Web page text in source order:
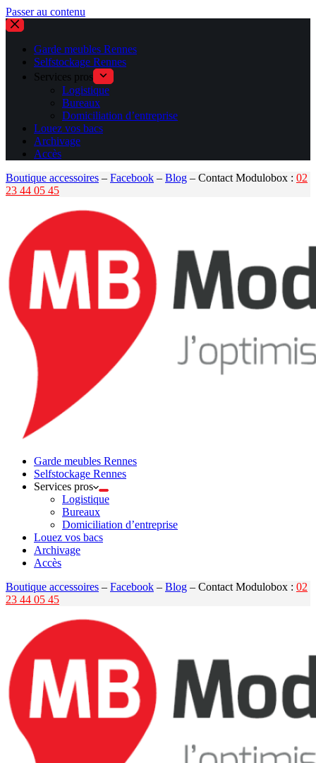
Passer au contenu
Garde meubles Rennes
Selfstockage Rennes
Services pros
Logistique
Bureaux
Domiciliation d’entreprise
Louez vos bacs
Archivage
Accès
Boutique accessoires – Facebook – Blog – Contact Modulobox : 02
23 44 05 45
Garde meubles Rennes
Selfstockage Rennes
Services pros
Logistique
Bureaux
Domiciliation d’entreprise
Louez vos bacs
Archivage
Accès
Boutique accessoires – Facebook – Blog – Contact Modulobox : 02
23 44 05 45